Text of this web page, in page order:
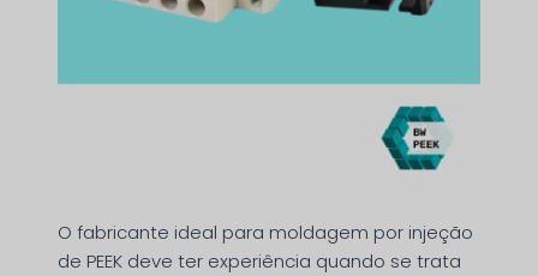
O fabricante ideal para moldagem por injeção
de PEEK deve ter experiência quando se trata